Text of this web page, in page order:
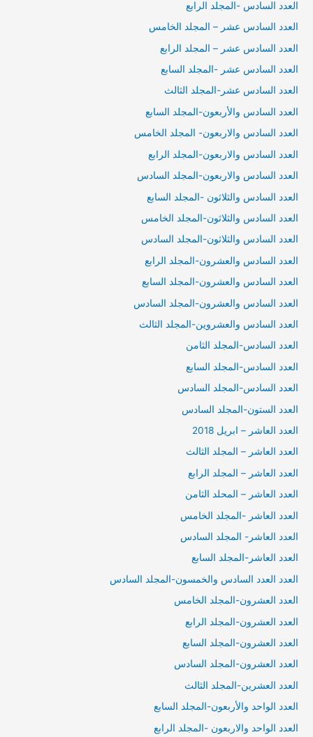
العدد السادس -المجلد الرابع
العدد السادس عشر – المجلد الخامس
العدد السادس عشر – المجلد الرابع
العدد السادس عشر -المجلد السابع
العدد السادس عشر-المجلد الثالث
العدد السادس والأربعون-المجلد السابع
العدد السادس والاربعون- المجلد الخامس
العدد السادس والاربعون-المجلد الرابع
العدد السادس والاربعون-المجلد السادس
العدد السادس والثلاثون -المجلد السابع
العدد السادس والثلاثون-المجلد الخامس
العدد السادس والثلاثون-المجلد السادس
العدد السادس والعشرون-المجلد الرابع
العدد السادس والعشرون-المجلد السابع
العدد السادس والعشرون-المجلد السادس
العدد السادس والعشروين-المجلد الثالث
العدد السادس-المجلد الثامن
العدد السادس-المجلد السابع
العدد السادس-المجلد السادس
العدد الستون-المجلد السادس
العدد العاشر – ابريل 2018
العدد العاشر – المجلد الثالث
العدد العاشر – المجلد الرابع
العدد العاشر – المحلد الثامن
العدد العاشر -المجلد الخامس
العدد العاشر- المجلد السادس
العدد العاشر-المجلد السابع
العدد العدد السادس والخمسون-المجلد السادس
العدد العشرون-المجلد الخامس
العدد العشرون-المجلد الرابع
العدد العشرون-المجلد السابع
العدد العشرون-المجلد السادس
العدد العشرين-المجلد الثالث
العدد الواحد والأربعون-المجلد السابع
العدد الواحد والاربعون -المجلد الرابع